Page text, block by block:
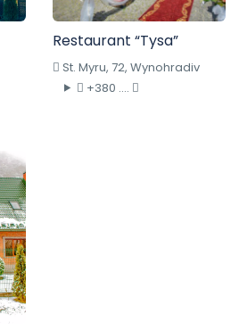
Restaurant “Tysa”
St. Myru, 72, Wynohradiv
+380 ....